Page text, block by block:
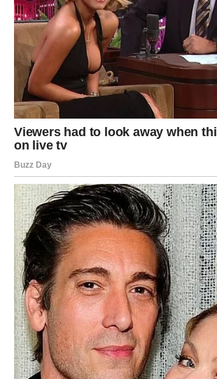
izvor velikog novca. Ono što ste do sada
hobijem – može postati posao života.
Moguće su:
start-up prilike
online poslovi
rad sa tehnologijom, društvenim
saradnja sa inostranstvom
Novac dolazi kroz
Što ste autentičniji – to je zarada veća.
se uklopite –vaša različitost je ključ